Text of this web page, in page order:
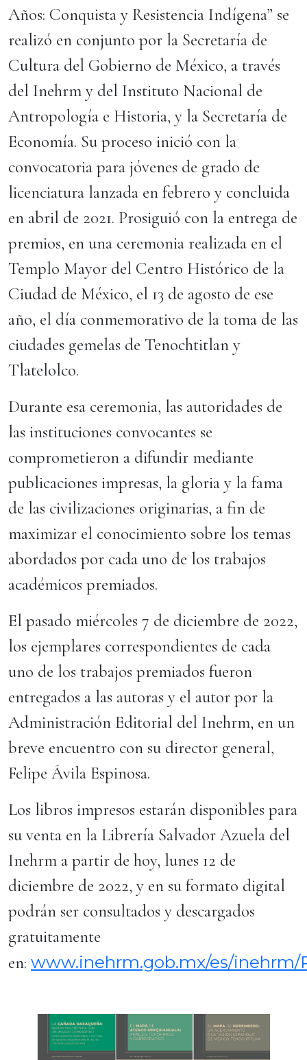
Años: Conquista y Resistencia Indígena” se
realizó en conjunto por la Secretaría de
Cultura del Gobierno de México, a través
del Inehrm y del Instituto Nacional de
Antropología e Historia, y la Secretaría de
Economía. Su proceso inició con la
convocatoria para jóvenes de grado de
licenciatura lanzada en febrero y concluida
en abril de 2021. Prosiguió con la entrega de
premios, en una ceremonia realizada en el
Templo Mayor del Centro Histórico de la
Ciudad de México, el 13 de agosto de ese
año, el día conmemorativo de la toma de las
ciudades gemelas de Tenochtitlan y
Tlatelolco.
Durante esa ceremonia, las autoridades de
las instituciones convocantes se
comprometieron a difundir mediante
publicaciones impresas, la gloria y la fama
de las civilizaciones originarias, a fin de
maximizar el conocimiento sobre los temas
abordados por cada uno de los trabajos
académicos premiados.
El pasado miércoles 7 de diciembre de 2022,
los ejemplares correspondientes de cada
uno de los trabajos premiados fueron
entregados a las autoras y el autor por la
Administración Editorial del Inehrm, en un
breve encuentro con su director general,
Felipe Ávila Espinosa.
Los libros impresos estarán disponibles para
su venta en la Librería Salvador Azuela del
Inehrm a partir de hoy, lunes 12 de
diciembre de 2022, y en su formato digital
podrán ser consultados y descargados
gratuitamente
en: www.inehrm.gob.mx/es/inehrm/